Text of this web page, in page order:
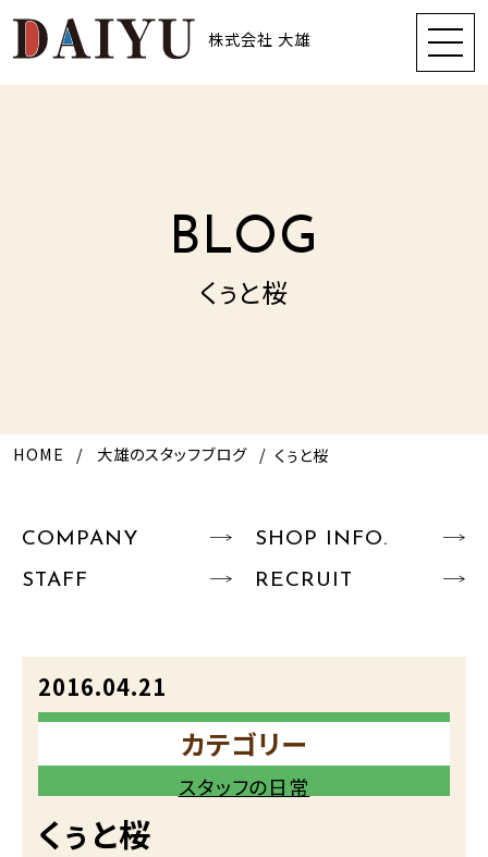
株式会社 大雄
BLOG
くぅと桜
HOME 大雄のスタッフブログ くぅと桜
COMPANY
SHOP INFO.
STAFF
RECRUIT
2016.04.21
カテゴリー
スタッフの日常
くぅと桜